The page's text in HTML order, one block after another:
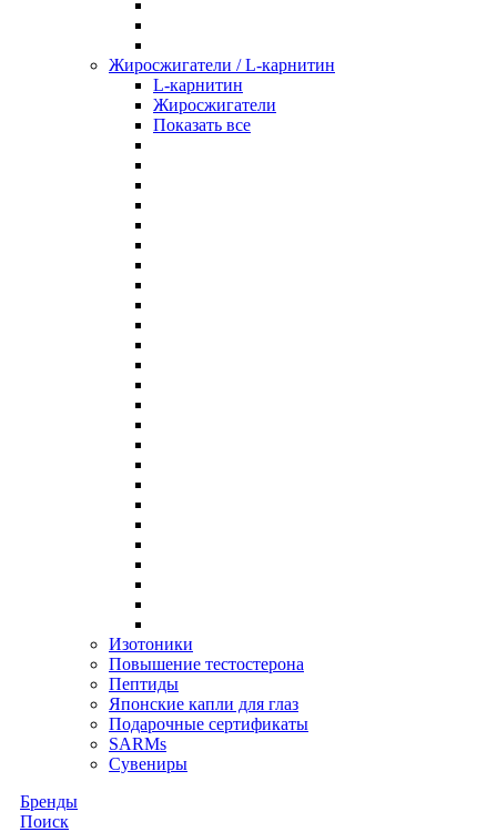
Жиросжигатели / L-карнитин
L-карнитин
Жиросжигатели
Показать все
Изотоники
Повышение тестостерона
Пептиды
Японские капли для глаз
Подарочные сертификаты
SARMs
Сувениры
Бренды
Поиск